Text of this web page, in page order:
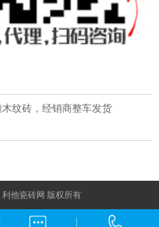
木纹砖，经销商整车发货
利他瓷砖网 版权所有